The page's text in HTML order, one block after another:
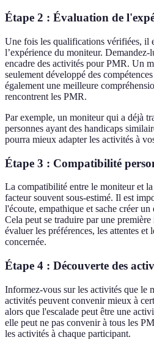
Étape 2 : Évaluation de
Une fois les qualifications vérifiées, il
l’expérience du moniteur.
encadre des activités pour PMR. Un
seulement développé des
également une meilleure
rencontrent les PMR.
Par exemple, un moniteur qui a déjà
personnes ayant des handicaps
pourra mieux adapter les activités à
Étape 3 : Compatibilité
La compatibilité entre le moniteur et la
facteur souvent sous-estimé. Il est
l'écoute, empathique et sache créer
Cela peut se traduire par une
évaluer les préférences, les attentes et
concernée.
Étape 4 : Découverte des
Informez-vous sur les activités que le
activités peuvent convenir mieux à
alors que l'escalade peut être une
elle peut ne pas convenir à tous les
les activités à chaque participant.